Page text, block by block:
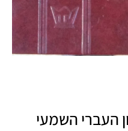
העברי השמעי